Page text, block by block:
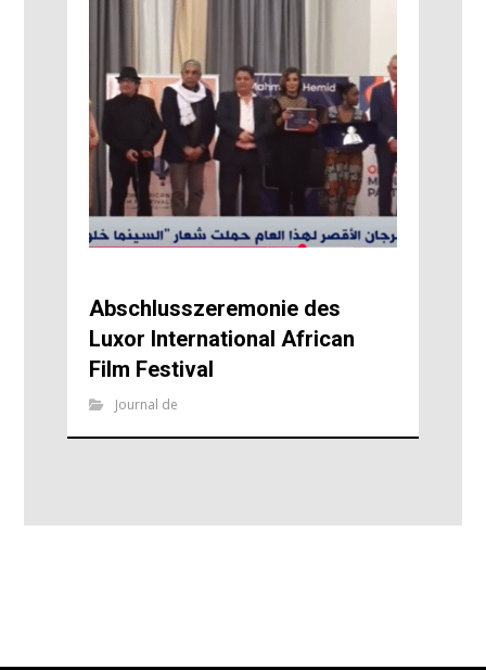
Abschlusszeremonie des
Luxor International African
Film Festival
Journal de